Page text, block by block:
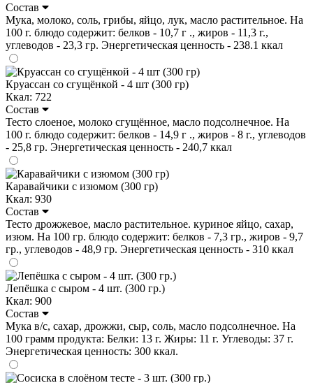
Состав
Мука, молоко, соль, грибы, яйцо, лук, масло растительное. На
100 г. блюдо содержит: белков - 10,7 г ., жиров - 11,3 г.,
углеводов - 23,3 гр. Энергетическая ценность - 238.1 ккал
Круассан со сгущёнкой - 4 шт (300 гр)
Ккал: 722
Состав
Тесто слоеное, молоко сгущённое, масло подсолнечное. На
100 г. блюдо содержит: белков - 14,9 г ., жиров - 8 г., углеводов
- 25,8 гр. Энергетическая ценность - 240,7 ккал
Каравайчики с изюмом (300 гр)
Ккал: 930
Состав
Тесто дрожжевое, масло растительное. куриное яйцо, сахар,
изюм. На 100 гр. блюдо содержит: белков - 7,3 гр., жиров - 9,7
гр., углеводов - 48,9 гр. Энергетическая ценность - 310 ккал
Лепёшка с сыром - 4 шт. (300 гр.)
Ккал: 900
Состав
Мука в/с, сахар, дрожжи, сыр, соль, масло подсолнечное. На
100 грамм продукта: Белки: 13 г. Жиры: 11 г. Углеводы: 37 г.
Энергетическая ценность: 300 ккал.